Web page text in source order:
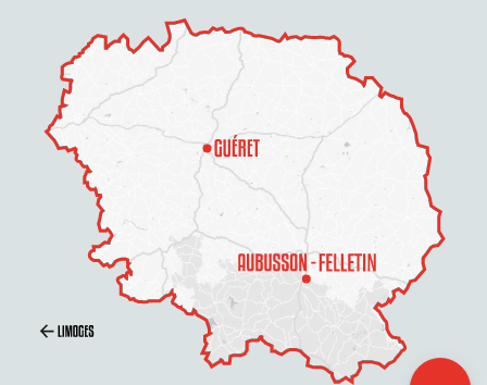
Per E-Mail
kontaktieren